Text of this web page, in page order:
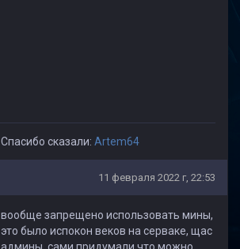
Спасибо сказали: Artem64
11 февраля 2022 г, 22:53
вообще запрещено использовать мины,
это было испокон веков на серваке, щас